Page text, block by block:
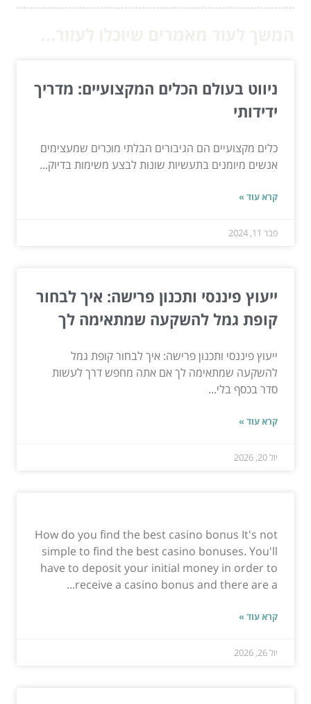
ניווט בעולם הכלים המקצועיים: מדריך
ידידותי
כלים מקצועיים הם הגיבורים הבלתי מוכרים שמעצימים
אנשים מיומנים בתעשיות שונות לבצע משימות בדיוק...
קרא עוד »
פבר 11, 2024
ייעוץ פיננסי ותכנון פרישה: איך לבחור
קופת גמל להשקעה שמתאימה לך
ייעוץ פיננסי ותכנון פרישה: איך לבחור קופת גמל
להשקעה שמתאימה לך אם אתה מחפש דרך לעשות
סדר בכסף בלי...
קרא עוד »
יול 20, 2026
How do you find the best casino bonus It's not
simple to find the best casino bonuses. You'll
have to deposit your initial money in order to
receive a casino bonus and there are a...
קרא עוד »
יול 26, 2026